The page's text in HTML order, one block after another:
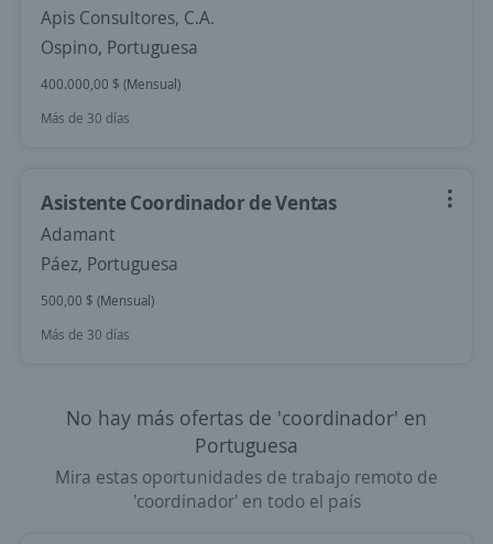
Apis Consultores, C.A.
Ospino, Portuguesa
400.000,00 $ (Mensual)
Más de 30 días
Asistente Coordinador de Ventas
Adamant
Páez, Portuguesa
500,00 $ (Mensual)
Más de 30 días
No hay más ofertas de 'coordinador' en
Portuguesa
Mira estas oportunidades de trabajo remoto de
'coordinador' en todo el país